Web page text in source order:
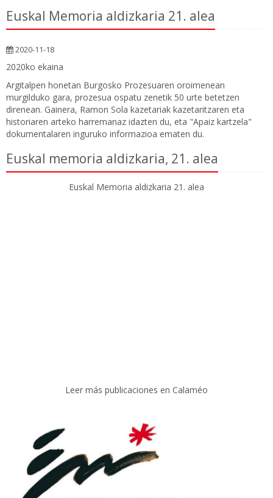
Euskal Memoria aldizkaria 21. alea
2020-11-18
2020ko ekaina
Argitalpen honetan Burgosko Prozesuaren oroimenean
murgilduko gara, prozesua ospatu zenetik 50 urte betetzen
direnean. Gainera, Ramon Sola kazetariak kazetaritzaren eta
historiaren arteko harremanaz idazten du, eta "Apaiz kartzela"
dokumentalaren inguruko informazioa ematen du.
Euskal memoria aldizkaria, 21. alea
Euskal Memoria aldizkaria 21. alea
Leer más publicaciones en Calaméo